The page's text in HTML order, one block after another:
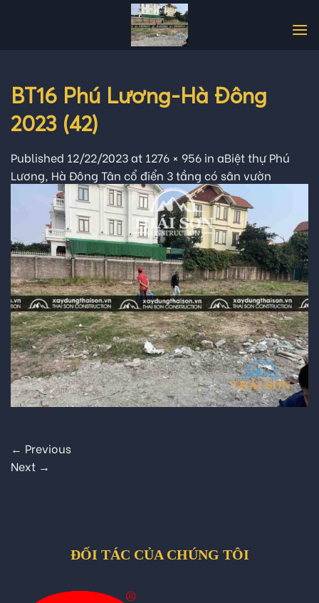
BT16 Phú Lương-Hà Đông
2023 (42)
Published 12/22/2023at 1276 × 956 in aBiệt thự Phú
Lương, Hà Đông Tân cổ điển 3 tầng có sân vườn
← Previous
Next →
ĐỐI TÁC CỦA CHÚNG TÔI